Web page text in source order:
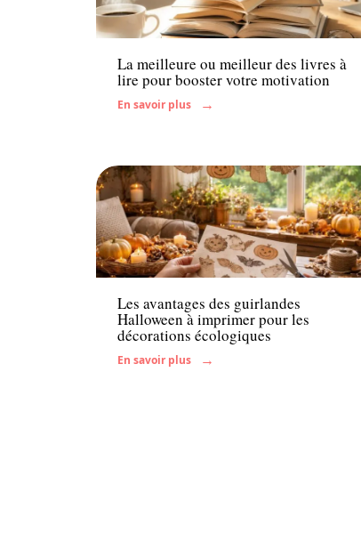
Actu
La meilleure ou meilleur des livres à
lire pour booster votre motivation
En savoir plus
Famille
Les avantages des guirlandes
Halloween à imprimer pour les
décorations écologiques
En savoir plus